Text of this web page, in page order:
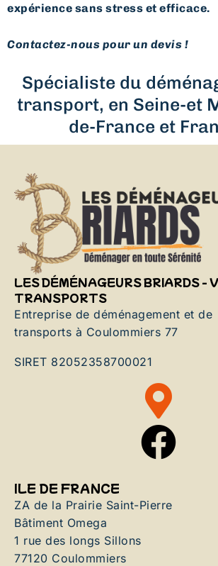
expérience sans stress et efficace.
Contactez-nous pour un devis !
Spécialiste du
transport, en Seine-et
de-France et
LES DÉMÉNAGEURS BRIARDS -
TRANSPORTS
Entreprise de déménagement et de
transports à Coulommiers 77
SIRET 82052358700021
ILE DE FRANCE
ZA de la Prairie Saint-Pierre
Bâtiment Omega
1 rue des longs Sillons
77120 Coulommiers